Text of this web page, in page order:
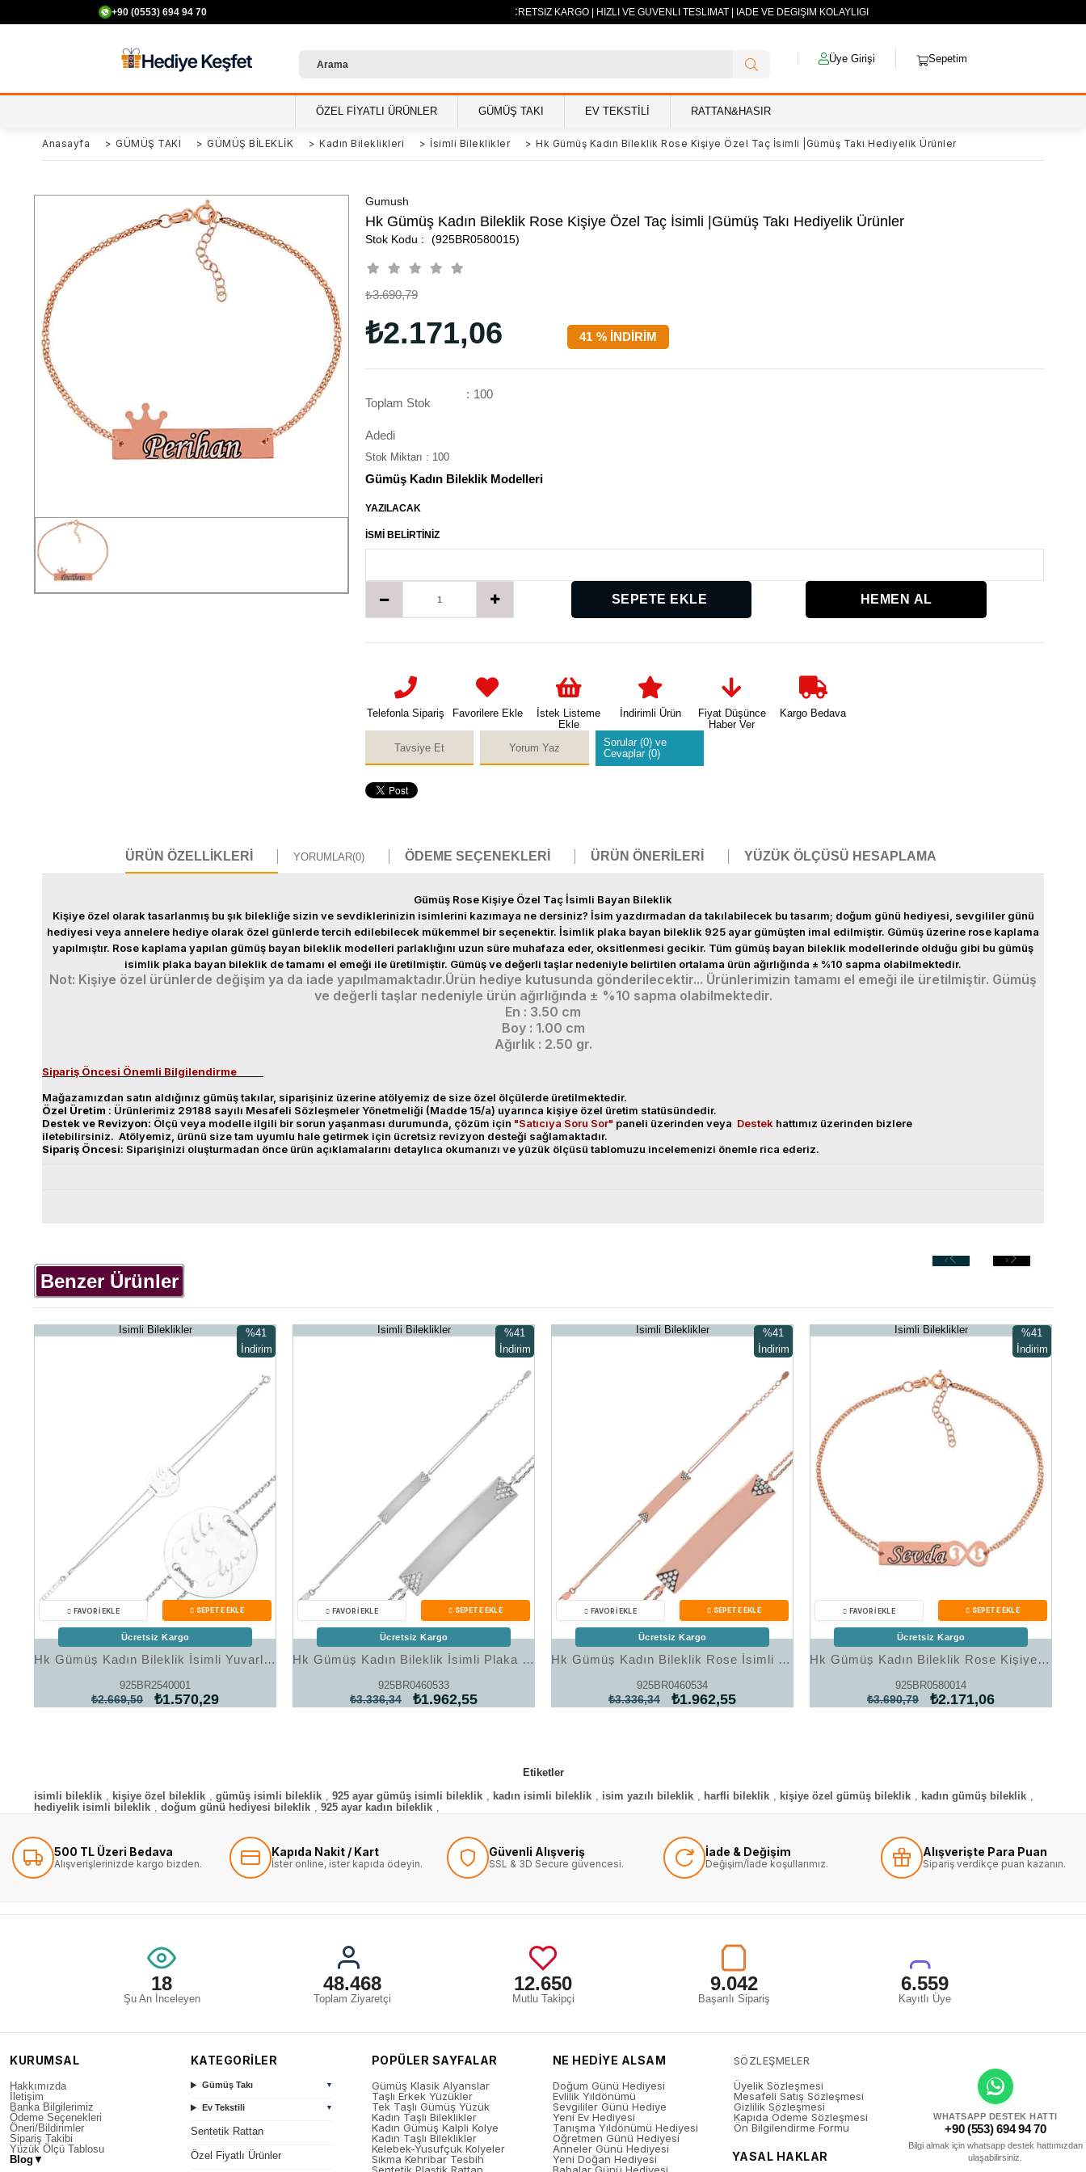
+90 (0553) 694 94 70 500 TL VE ÜZERİ ÜCRETSİZ KARGO | HIZLI VE GÜVENLİ TESLİMAT | İADE VE DEĞİŞİM KOLAYLIĞI
Üye Girişi Sepetim
ÖZEL FİYATLI ÜRÜNLER GÜMÜŞ TAKI EV TEKSTİLİ RATTAN&HASIR
Anasayfa > GÜMÜŞ TAKI > GÜMÜŞ BİLEKLİK > Kadın Bileklikleri > İsimli Bileklikler > Hk Gümüş Kadın Bileklik Rose Kişiye Özel Taç İsimli |Gümüş Takı Hediyelik Ürünler
Gumush
Hk Gümüş Kadın Bileklik Rose Kişiye Özel Taç İsimli |Gümüş Takı Hediyelik Ürünler
(925BR0580015)
%
41 İNDIRIM
₺3.690,79
₺2.171,06
Toplam Stok
Adedi
: 100
Stok Miktarı : 100
Gümüş Kadın Bileklik Modelleri
YAZILACAK
İSMİ BELİRTİNİZ
Telefonla Sipariş Favorilere Ekle
İstek Listeme
Ekle
İndirimli Ürün
Fiyat Düşünce
Haber Ver
Kargo Bedava
Tavsiye Et Yorum Yaz
Sorular (0) ve
Cevaplar (0)
ÜRÜN ÖZELLIKLERI YORUMLAR(0) ÖDEME SEÇENEKLERI ÜRÜN ÖNERILERI YÜZÜK ÖLÇÜSÜ HESAPLAMA
Gümüş Rose Kişiye Özel Taç İsimli Bayan Bileklik
Kişiye özel olarak tasarlanmış bu şık bilekliğe sizin ve sevdiklerinizin isimlerini kazımaya ne dersiniz? İsim yazdırmadan da takılabilecek bu tasarım; doğum günü hediyesi, sevgililer günü
hediyesi veya annelere hediye olarak özel günlerde tercih edilebilecek mükemmel bir seçenektir. İsimlik plaka bayan bileklik 925 ayar gümüşten imal edilmiştir. Gümüş üzerine rose kaplama
yapılmıştır. Rose kaplama yapılan gümüş bayan bileklik modelleri parlaklığını uzun süre muhafaza eder, oksitlenmesi gecikir. Tüm gümüş bayan bileklik modellerinde olduğu gibi bu gümüş
isimlik plaka bayan bileklik de tamamı el emeği ile üretilmiştir. Gümüş ve değerli taşlar nedeniyle belirtilen ortalama ürün ağırlığında ± %10 sapma olabilmektedir.
Not: Kişiye özel ürünlerde değişim ya da iade yapılmamaktadır.Ürün hediye kutusunda gönderilecektir... Ürünlerimizin tamamı el emeği ile üretilmiştir. Gümüş
ve değerli taşlar nedeniyle ürün ağırlığında ± %10 sapma olabilmektedir.
En : 3.50 cm
Boy : 1.00 cm
Ağırlık : 2.50 gr.
Sipariş Öncesi Önemli Bilgilendirme
Mağazamızdan satın aldığınız gümüş takılar, siparişiniz üzerine atölyemiz de size özel ölçülerde üretilmektedir.
Özel Üretim : Ürünlerimiz 29188 sayılı Mesafeli Sözleşmeler Yönetmeliği (Madde 15/a) uyarınca kişiye özel üretim statüsündedir.
Destekve Revizyon: Ölçü veya modelle ilgili bir sorun yaşanması durumunda, çözüm için "Satıcıya Soru Sor" paneli üzerinden veya Destek hattımız üzerinden bizlere
iletebilirsiniz. Atölyemiz, ürünü size tam uyumlu hale getirmek için ücretsiz revizyon desteği sağlamaktadır.
Sipariş Öncesi: Siparişinizi oluşturmadan önce ürün açıklamalarını detaylıca okumanızı ve yüzük ölçüsü tablomuzu incelemenizi önemle rica ederiz.
Benzer Ürünler
İsimli Bileklikler
Hk Gümüş Kadın Bileklik İsimli Yuvarlak Plaka |Gümüş Takı Hediyelik Ürünler
925BR2540001
₺1.570,29
₺2.669,50
%41
İndirim
Ücretsiz Kargo
İsimli Bileklikler
Hk Gümüş Kadın Bileklik İsimli Plaka |Gümüş Takı Hediyelik Ürünler
925BR0460533
₺1.962,55
₺3.336,34
%41
İndirim
Ücretsiz Kargo
İsimli Bileklikler
Hk Gümüş Kadın Bileklik Rose İsimli Plaka |Gümüş Takı Hediyelik Ürünler
925BR0460534
₺1.962,55
₺3.336,34
%41
İndirim
Ücretsiz Kargo
İsimli Bileklikler
Hk Gümüş Kadın Bileklik Rose Kişiye Özel Sonsuzluk İsimli |Gümüş Takı Hediyelik Ürünler
925BR0580014
₺2.171,06
₺3.690,79
%41
İndirim
Ücretsiz Kargo
‹ ›
Etiketler
isimli bileklik , kişiye özel bileklik , gümüş isimli bileklik , 925 ayar gümüş isimli bileklik , kadın isimli bileklik , isim yazılı bileklik , harfli bileklik , kişiye özel gümüş bileklik , kadın gümüş bileklik ,
hediyelik isimli bileklik , doğum günü hediyesi bileklik , 925 ayar kadın bileklik ,
500 TL Üzeri Bedava
Alışverişlerinizde kargo bizden.
Kapıda Nakit / Kart
İster online, ister kapıda ödeyin.
Güvenli Alışveriş
SSL & 3D Secure güvencesi.
İade & Değişim
Değişim/İade koşullarımız.
Alışverişte Para Puan
Sipariş verdikçe puan kazanın.
18
Şu An İnceleyen
48.468
Toplam Ziyaretçi
12.650
Mutlu Takipçi
9.042
Başarılı Sipariş
6.559
Kayıtlı Üye
KURUMSAL
Hakkımızda
İletişim
Banka Bilgilerimiz
Ödeme Seçenekleri
Öneri/Bildirimler
Sipariş Takibi
Yüzük Ölçü Tablosu
Blog ▼
KATEGORİLER
Gümüş Takı ▼
Ev Tekstili ▼
Sentetik Rattan
Özel Fiyatlı Ürünler
POPÜLER SAYFALAR
Gümüş Klasik Alyanslar
Taşlı Erkek Yüzükler
Tek Taşlı Gümüş Yüzük
Kadın Taşlı Bileklikler
Kadın Gümüş Kalpli Kolye
Kadın Taşlı Bileklikler
Kelebek-Yusufçuk Kolyeler
Sıkma Kehribar Tesbih
NE HEDİYE ALSAM
Doğum Günü Hediyesi
Evlilik Yıldönümü
Sevgililer Günü Hediye
Yeni Ev Hediyesi
Tanışma Yıldönümü Hediyesi
Öğretmen Günü Hediyesi
Anneler Günü Hediyesi
Yeni Doğan Hediyesi
SÖZLEŞMELER
Üyelik Sözleşmesi
Mesafeli Satış Sözleşmesi
Gizlilik Sözleşmesi
Kapıda Ödeme Sözleşmesi
Ön Bilgilendirme Formu
YASAL HAKLAR
WHATSAPP DESTEK HATTI
+90 (553) 694 94 70
Bilgi almak için whatsapp destek hattımızdan
ulaşabilirsiniz.